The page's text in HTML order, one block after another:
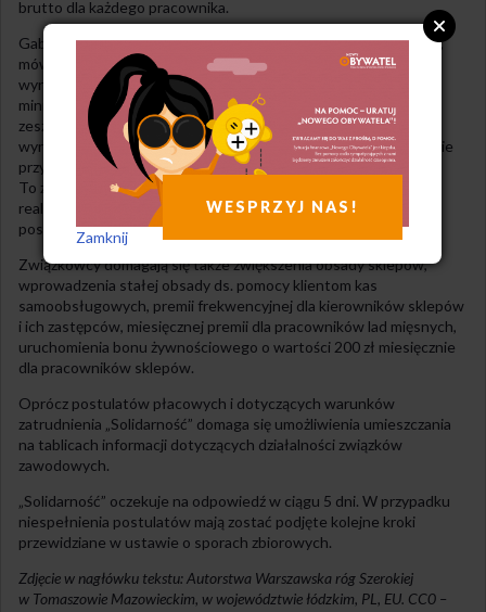
brutto dla każdego pracownika.
Gabriela Kaim, przewodnicząca „Solidarności” w sieci Biedronka,
mówi portalowi Tysol.pl: „Początkujący kasjer ma stawkę
wynoszącą 4850 zł brutto, czyli zbliżoną do poziomu płacy
minimalnej. To stawka nieadekwatna do tej pracy. Pod koniec
zeszłego roku chcieliśmy rozmawiać z pracodawcą o wzroście
wynagrodzeń, ale stwierdził, że nie ma takiej potrzeby. Następnie
przyznał pracownikom podwyżki na poziomie 150 zł brutto.
To zdecydowanie za mało, taką kwotę trudno potraktować jak
realną podwyżkę. Dlatego zdecydowaliśmy o przedstawieniu
postulatów w trybie sporu zbiorowego”.
Związkowcy domagają się także zwiększenia obsady sklepów,
wprowadzenia stałej obsady ds. pomocy klientom kas
samoobsługowych, premii frekwencyjnej dla kierowników sklepów
i ich zastępców, miesięcznej premii dla pracowników lad mięsnych,
uruchomienia bonu żywnościowego o wartości 200 zł miesięcznie
dla pracowników sklepów.
Oprócz postulatów płacowych i dotyczących warunków
zatrudnienia „Solidarność” domaga się umożliwienia umieszczania
na tablicach informacji dotyczących działalności związków
zawodowych.
„Solidarność” oczekuje na odpowiedź w ciągu 5 dni. W przypadku
niespełnienia postulatów mają zostać podjęte kolejne kroki
przewidziane w ustawie o sporach zbiorowych.
Zdjęcie w nagłówku tekstu: Autorstwa Warszawska róg Szerokiej
w Tomaszowie Mazowieckim, w województwie łódzkim, PL, EU. CC0 –
WESPRZYJ NAS!
Zamknij